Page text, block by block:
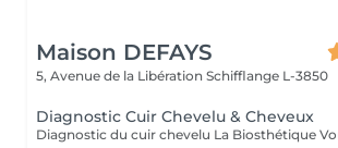
Maison DEFAYS
5, Avenue de la Libération Schifflange L-3850
Diagnostic Cuir Chevelu & Cheveux